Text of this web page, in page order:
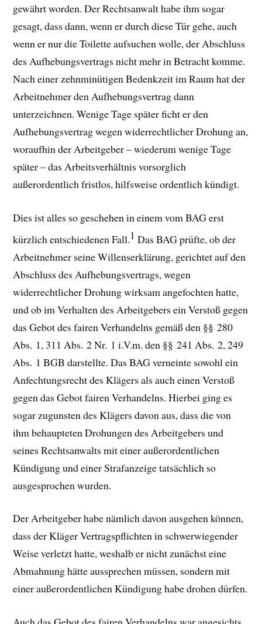
gewährt worden. Der Rechtsanwalt habe ihm sogar
gesagt, dass dann, wenn er durch diese Tür gehe, auch
wenn er nur die Toilette aufsuchen wolle, der Abschluss
des Aufhebungsvertrags nicht mehr in Betracht komme.
Nach einer zehnminütigen Bedenkzeit im Raum hat der
Arbeitnehmer den Aufhebungsvertrag dann
unterzeichnen. Wenige Tage später ficht er den
Aufhebungsvertrag wegen widerrechtlicher Drohung an,
woraufhin der Arbeitgeber – wiederum wenige Tage
später – das Arbeitsverhältnis vorsorglich
außerordentlich fristlos, hilfsweise ordentlich kündigt.
Dies ist alles so geschehen in einem vom BAG erst
kürzlich entschiedenen Fall.1 Das BAG prüfte, ob der
Arbeitnehmer seine Willenserklärung, gerichtet auf den
Abschluss des Aufhebungsvertrags, wegen
widerrechtlicher Drohung wirksam angefochten hatte,
und ob im Verhalten des Arbeitgebers ein Verstoß gegen
das Gebot des fairen Verhandelns gemäß den §§ 280
Abs. 1, 311 Abs. 2 Nr. 1 i.V.m. den §§ 241 Abs. 2, 249
Abs. 1 BGB darstellte. Das BAG verneinte sowohl ein
Anfechtungsrecht des Klägers als auch einen Verstoß
gegen das Gebot fairen Verhandelns. Hierbei ging es
sogar zugunsten des Klägers davon aus, dass die von
ihm behaupteten Drohungen des Arbeitgebers und
seines Rechtsanwalts mit einer außerordentlichen
Kündigung und einer Strafanzeige tatsächlich so
ausgesprochen wurden.
Der Arbeitgeber habe nämlich davon ausgehen können,
dass der Kläger Vertragspflichten in schwerwiegender
Weise verletzt hatte, weshalb er nicht zunächst eine
Abmahnung hätte aussprechen müssen, sondern mit
einer außerordentlichen Kündigung habe drohen dürfen.